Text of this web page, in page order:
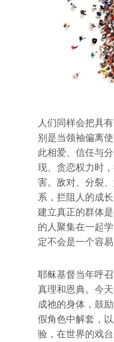
人们同样会把具
别是当领袖偏离
此相爱、信任与
现、贪恋权力时
害。敌对、分裂
系，拦阻人的成
建立真正的群体
的人聚集在一起
定不会是一个容易
耶稣基督当年呼
真理和恩典。今
成祂的身体，鼓
假角色中解套，
验，在世界的戏